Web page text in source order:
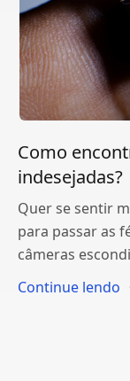
Como
indesejadas?
Quer se sentir
para passar as
câmeras
Continue lendo